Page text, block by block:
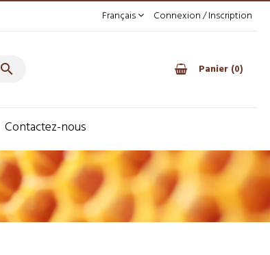
Français Connexion / Inscription
 Panier 0
Contactez-nous